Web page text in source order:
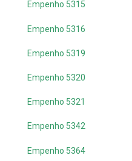
Empenho 5315
Empenho 5316
Empenho 5319
Empenho 5320
Empenho 5321
Empenho 5342
Empenho 5364